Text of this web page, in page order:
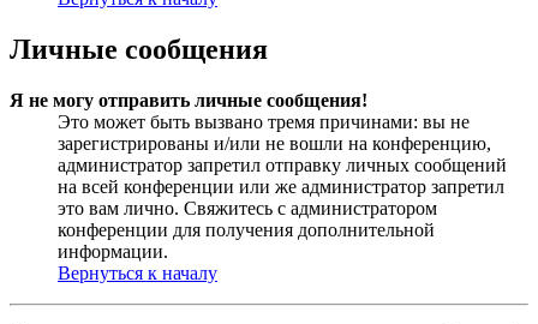
Личные сообщения
Я не могу отправить личные сообщения!
Это может быть вызвано тремя причинами: вы не
зарегистрированы и/или не вошли на конференцию,
администратор запретил отправку личных сообщений
на всей конференции или же администратор запретил
это вам лично. Свяжитесь с администратором
конференции для получения дополнительной
информации.
Вернуться к началу